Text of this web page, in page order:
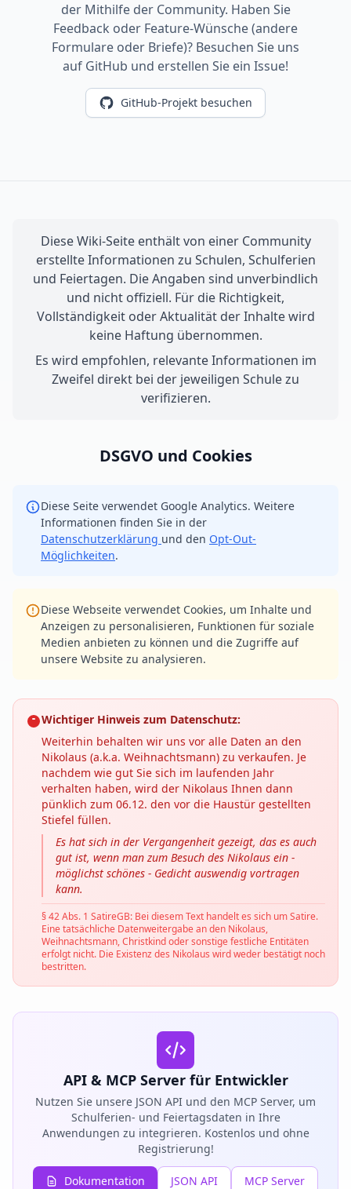
der Mithilfe der Community. Haben Sie
Feedback oder Feature-Wünsche (andere
Formulare oder Briefe)? Besuchen Sie uns
auf GitHub und erstellen Sie ein Issue!
GitHub-Projekt besuchen
Diese Wiki-Seite enthält von einer Community
erstellte Informationen zu Schulen, Schulferien
und Feiertagen. Die Angaben sind unverbindlich
und nicht offiziell. Für die Richtigkeit,
Vollständigkeit oder Aktualität der Inhalte wird
keine Haftung übernommen.
Es wird empfohlen, relevante Informationen im
Zweifel direkt bei der jeweiligen Schule zu
verifizieren.
DSGVO und Cookies
Diese Seite verwendet Google Analytics. Weitere
Informationen finden Sie in der
Datenschutzerklärung und den Opt-Out-
Möglichkeiten.
Diese Webseite verwendet Cookies, um Inhalte und
Anzeigen zu personalisieren, Funktionen für soziale
Medien anbieten zu können und die Zugriffe auf
unsere Website zu analysieren.
Wichtiger Hinweis zum Datenschutz:
Weiterhin behalten wir uns vor alle Daten an den
Nikolaus (a.k.a. Weihnachtsmann) zu verkaufen. Je
nachdem wie gut Sie sich im laufenden Jahr
verhalten haben, wird der Nikolaus Ihnen dann
pünklich zum 06.12. den vor die Haustür gestellten
Stiefel füllen.
Es hat sich in der Vergangenheit gezeigt, das es auch
gut ist, wenn man zum Besuch des Nikolaus ein -
möglichst schönes - Gedicht auswendig vortragen
kann.
§ 42 Abs. 1 SatireGB: Bei diesem Text handelt es sich um Satire.
Eine tatsächliche Datenweitergabe an den Nikolaus,
Weihnachtsmann, Christkind oder sonstige festliche Entitäten
erfolgt nicht. Die Existenz des Nikolaus wird weder bestätigt noch
bestritten.
API & MCP Server für Entwickler
Nutzen Sie unsere JSON API und den MCP Server, um
Schulferien- und Feiertagsdaten in Ihre
Anwendungen zu integrieren. Kostenlos und ohne
Registrierung!
Dokumentation JSON API MCP Server